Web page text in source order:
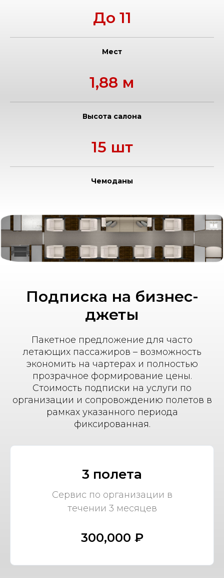
До 11
Мест
1,88 м
Высота салона
15 шт
Чемоданы
Подписка на бизнес-
джеты
Пакетное предложение для часто
летающих пассажиров – возможность
экономить на чартерах и полностью
прозрачное формирование цены.
Стоимость подписки на услуги по
организации и сопровождению полетов в
рамках указанного периода
фиксированная.
3 полета
Сервис по организации в
течении 3 месяцев
300,000 ₽